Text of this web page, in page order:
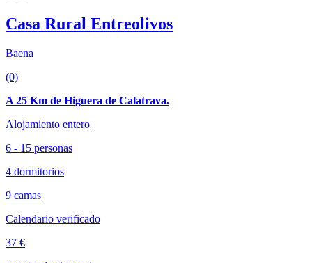
Casa Rural Entreolivos
Baena
(0)
A 25 Km de Higuera de Calatrava.
Alojamiento entero
6 - 15 personas
4 dormitorios
9 camas
Calendario verificado
37 €